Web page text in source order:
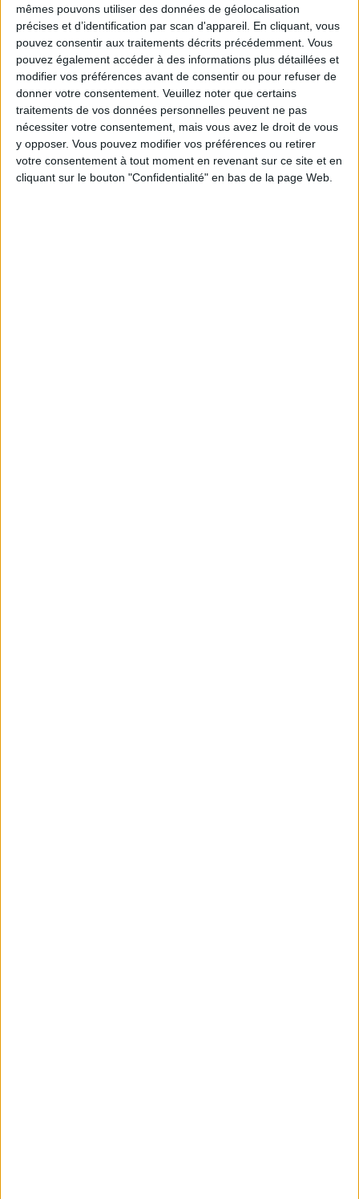
mêmes pouvons utiliser des données de géolocalisation
précises et d’identification par scan d'appareil. En cliquant, vous
pouvez consentir aux traitements décrits précédemment. Vous
pouvez également accéder à des informations plus détaillées et
modifier vos préférences avant de consentir ou pour refuser de
donner votre consentement. Veuillez noter que certains
traitements de vos données personnelles peuvent ne pas
nécessiter votre consentement, mais vous avez le droit de vous
y opposer. Vous pouvez modifier vos préférences ou retirer
votre consentement à tout moment en revenant sur ce site et en
cliquant sur le bouton "Confidentialité" en bas de la page Web.
ÉLYSÉE - ÉTOILE: CHIC ADDRESSES TO REMEMBER